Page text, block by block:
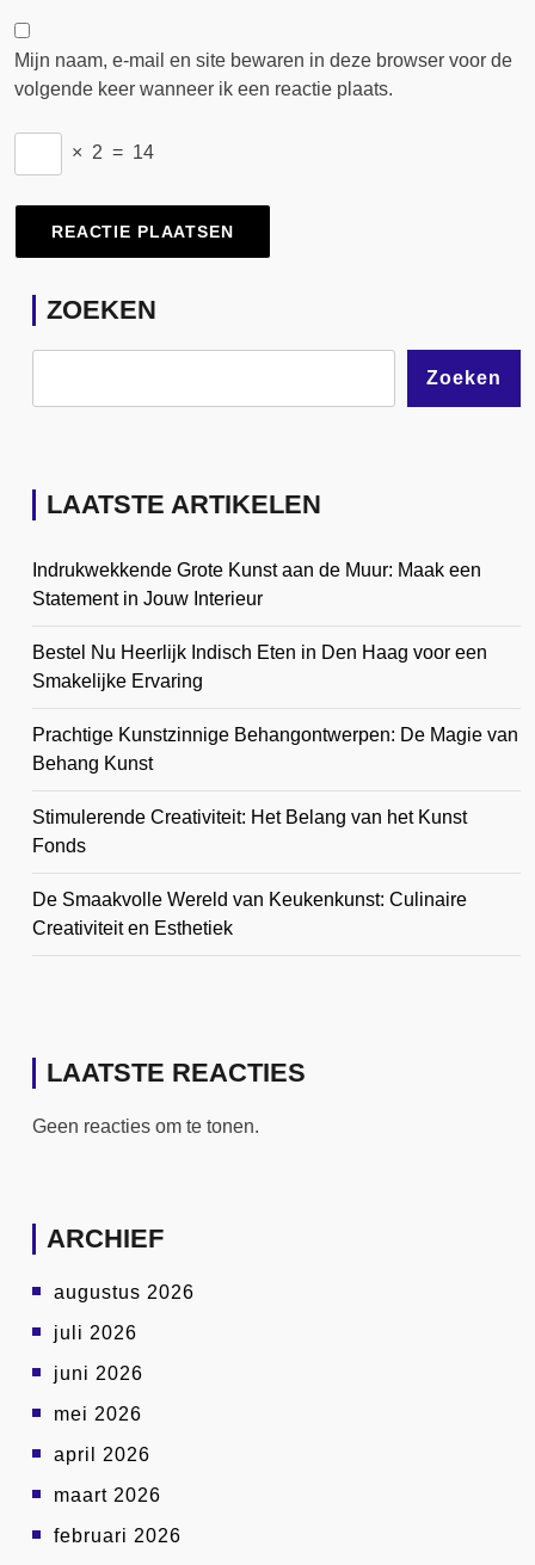
Mijn naam, e-mail en site bewaren in deze browser voor de
volgende keer wanneer ik een reactie plaats.
× 2 = 14
ZOEKEN
Zoeken
LAATSTE ARTIKELEN
Indrukwekkende Grote Kunst aan de Muur: Maak een
Statement in Jouw Interieur
Bestel Nu Heerlijk Indisch Eten in Den Haag voor een
Smakelijke Ervaring
Prachtige Kunstzinnige Behangontwerpen: De Magie van
Behang Kunst
Stimulerende Creativiteit: Het Belang van het Kunst
Fonds
De Smaakvolle Wereld van Keukenkunst: Culinaire
Creativiteit en Esthetiek
LAATSTE REACTIES
Geen reacties om te tonen.
ARCHIEF
augustus 2026
juli 2026
juni 2026
mei 2026
april 2026
maart 2026
februari 2026